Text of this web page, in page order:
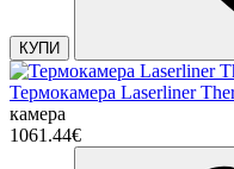
КУПИ
Термокамера Laserliner
камера
1061.44€